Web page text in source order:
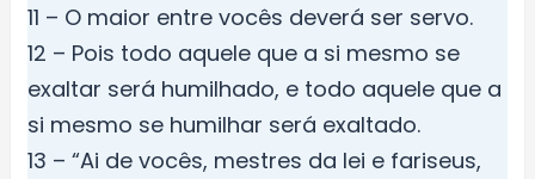
11 – O maior entre vocês deverá ser servo.
12 – Pois todo aquele que a si mesmo se
exaltar será humilhado, e todo aquele que a
si mesmo se humilhar será exaltado.
13 – “Ai de vocês, mestres da lei e fariseus,